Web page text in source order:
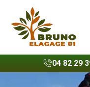
04 82 29